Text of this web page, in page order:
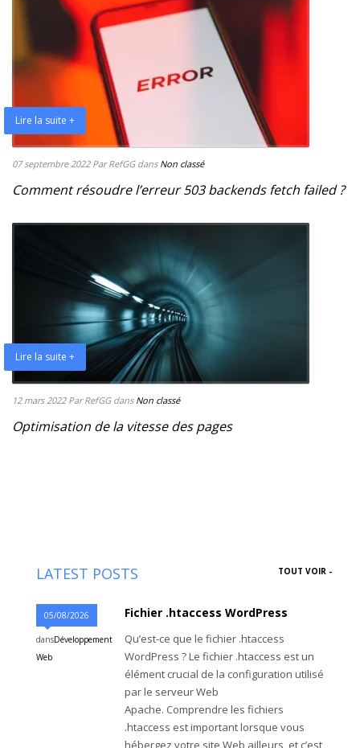
Lire la suite +
07 septembre 2022 Par RefGG dans Non classé
Comment résoudre l’erreur 503 backends fetch failed ?
Lire la suite +
12 mars 2022 Par RefGG dans Non classé
Optimisation de la vitesse des pages
LATEST POSTS TOUT VOIR -
05/08/2026
dansDéveloppement
Web
Fichier .htaccess WordPress
Qu’est-ce que le fichier .htaccess
WordPress ? Le fichier .htaccess est un
élément crucial de la configuration utilisé
par le serveur Web
Apache. Comprendre les fichiers
.htaccess est important lorsque vous
hébergez votre site Web ailleurs, et c’est